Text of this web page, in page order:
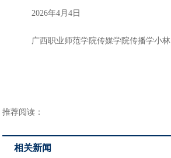
2026年4月4日
广西职业师范学院传媒学院传播学小林
推荐阅读：
相关新闻